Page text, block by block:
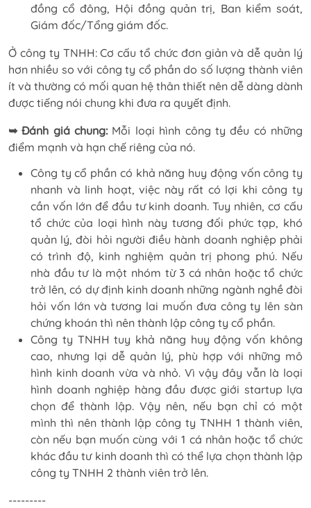
đồng cổ đông, Hội đồng quản trị, Ban kiểm soát,
Giám đốc/Tổng giám đốc.
Ở công ty TNHH: Cơ cấu tổ chức đơn giản và dễ quản lý
hơn nhiều so với công ty cổ phần do số lượng thành viên
ít và thường có mối quan hệ thân thiết nên dễ dàng dành
được tiếng nói chung khi đưa ra quyết định.
➥ Đánh giá chung: Mỗi loại hình công ty đều có những
điểm mạnh và hạn chế riêng của nó.
Công ty cổ phần có khả năng huy động vốn công ty
nhanh và linh hoạt, việc này rất có lợi khi công ty
cần vốn lớn để đầu tư kinh doanh. Tuy nhiên, cơ cấu
tổ chức của loại hình này tương đối phức tạp, khó
quản lý, đòi hỏi người điều hành doanh nghiệp phải
có trình độ, kinh nghiệm quản trị phong phú. Nếu
nhà đầu tư là một nhóm từ 3 cá nhân hoặc tổ chức
trở lên, có dự định kinh doanh những ngành nghề đòi
hỏi vốn lớn và tương lai muốn đưa công ty lên sàn
chứng khoán thì nên thành lập công ty cổ phần.
Công ty TNHH tuy khả năng huy động vốn không
cao, nhưng lại dễ quản lý, phù hợp với những mô
hình kinh doanh vừa và nhỏ. Vì vậy đây vẫn là loại
hình doanh nghiệp hàng đầu được giới startup lựa
chọn để thành lập. Vậy nên, nếu bạn chỉ có một
mình thì nên thành lập công ty TNHH 1 thành viên,
còn nếu bạn muốn cùng với 1 cá nhân hoặc tổ chức
khác đầu tư kinh doanh thì có thể lựa chọn thành lập
công ty TNHH 2 thành viên trở lên.
---------